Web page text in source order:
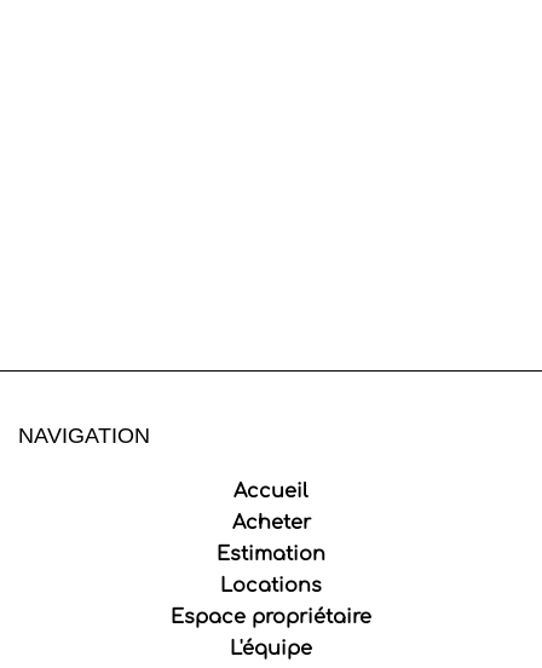
NAVIGATION
Accueil
Acheter
Estimation
Locations
Espace propriétaire
L'équipe